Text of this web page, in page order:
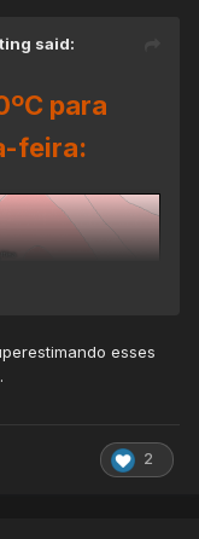
said:
para
feira:
esses
2